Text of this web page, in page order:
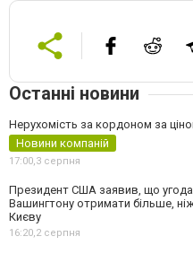
Останні новини
Нерухомість за кордоном за
Новини компаній
17:00,3 серпня
Президент США заявив, що угода
Вашингтону отримати більше,
Києву
16:20,2 серпня